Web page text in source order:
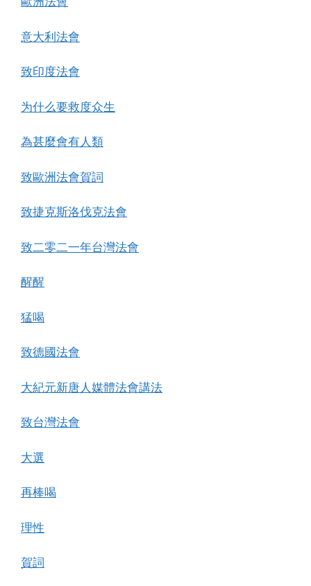
意大利法會
致印度法會
为什么要救度众生
為甚麼會有人類
致歐洲法會賀詞
致捷克斯洛伐克法會
致二零二一年台灣法會
醒醒
猛喝
致德國法會
大紀元新唐人媒體法會講法
致台灣法會
大選
再棒喝
理性
賀詞